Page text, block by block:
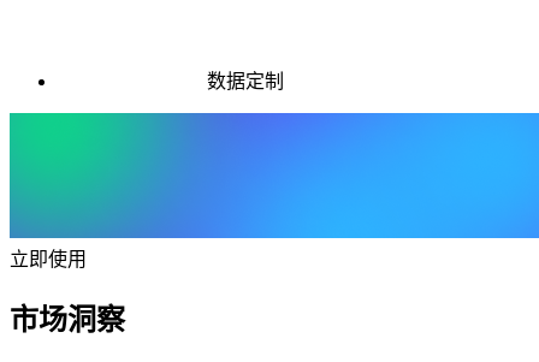
数据定制
立即使用
市场洞察